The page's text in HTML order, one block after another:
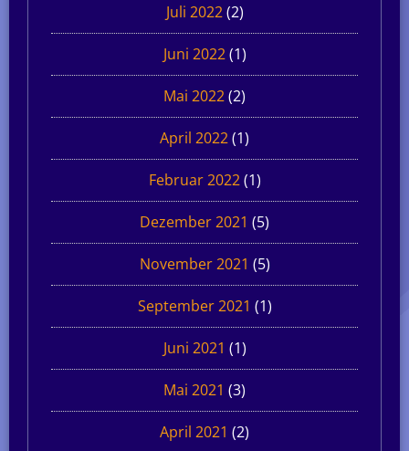
Juli 2022(2)
Juni 2022(1)
Mai 2022(2)
April 2022(1)
Februar 2022(1)
Dezember 2021 (5)
November 2021 (5)
September 2021 (1)
Juni 2021 (1)
Mai 2021 (3)
April 2021 (2)